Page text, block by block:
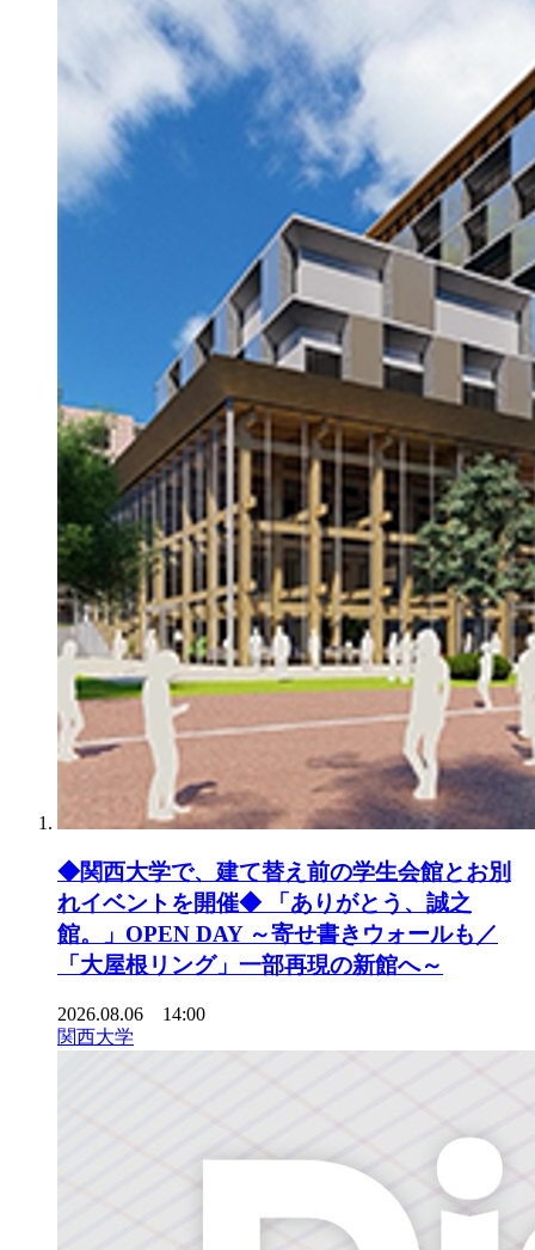
◆関西大学で、建て替え前の学生会館とお別
れイベントを開催◆ 「ありがとう、誠之
館。」OPEN DAY ～寄せ書きウォールも／
「大屋根リング」一部再現の新館へ～
2026.08.06 14:00
関西大学